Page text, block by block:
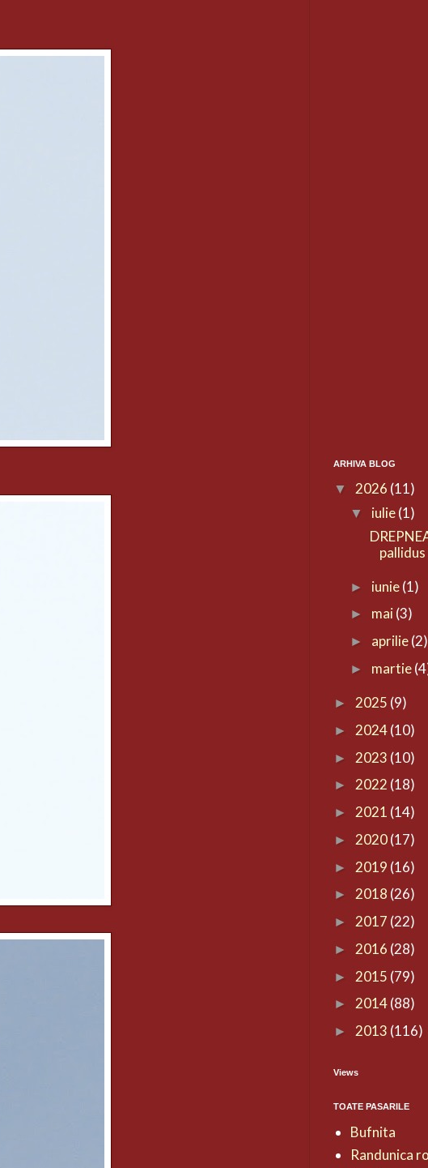
ARHIVA BLOG
▼ 2026 (11)
▼ iulie(1)
pallidus
► iunie(1)
► mai(3)
► aprilie(2)
► martie
► 2025 (9)
► 2024(10)
► 2023 (10)
► 2022 (18)
► 2021 (14)
► 2020(17)
► 2019 (16)
► 2018 (26)
► 2017 (22)
► 2016 (28)
► 2015 (79)
► 2014(88)
► 2013 (116)
Views
TOATE PASARILE
Bufnita
Randunica